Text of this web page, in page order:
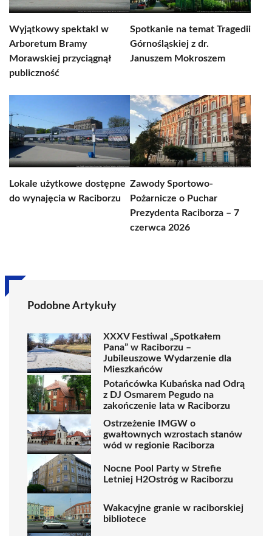
Wyjątkowy spektakl w
Arboretum Bramy
Morawskiej przyciągnął
publiczność
Spotkanie na temat Tragedii
Górnośląskiej z dr.
Januszem Mokroszem
Lokale użytkowe dostępne
do wynajęcia w Raciborzu
Zawody Sportowo-
Pożarnicze o Puchar
Prezydenta Raciborza – 7
czerwca 2026
Podobne Artykuły
XXXV Festiwal „Spotkałem
Pana” w Raciborzu –
Jubileuszowe Wydarzenie dla
Mieszkańców
Potańcówka Kubańska nad Odrą
z DJ Osmarem Pegudo na
zakończenie lata w Raciborzu
Ostrzeżenie IMGW o
gwałtownych wzrostach stanów
wód w regionie Raciborza
Nocne Pool Party w Strefie
Letniej H2Ostróg w Raciborzu
Wakacyjne granie w raciborskiej
bibliotece